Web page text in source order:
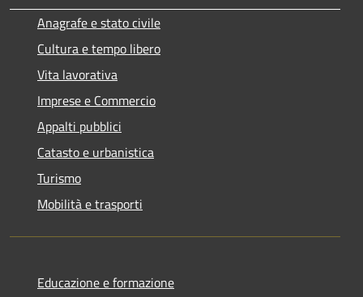
Anagrafe e stato civile
Cultura e tempo libero
Vita lavorativa
Imprese e Commercio
Appalti pubblici
Catasto e urbanistica
Turismo
Mobilità e trasporti
Educazione e formazione